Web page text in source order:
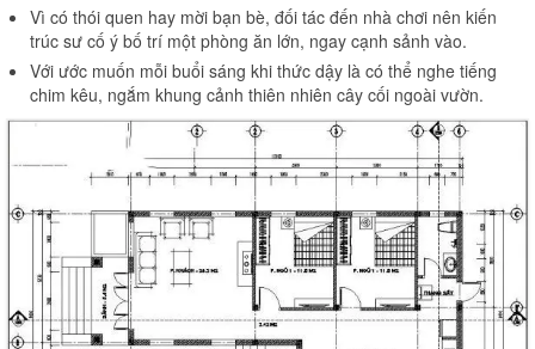
Vì có thói quen hay mời bạn bè, đối tác đến nhà chơi nên kiến
trúc sư cố ý bố trí một phòng ăn lớn, ngay cạnh sảnh vào.
Với ước muốn mỗi buổi sáng khi thức dậy là có thể nghe tiếng
chim kêu, ngắm khung cảnh thiên nhiên cây cối ngoài vườn.